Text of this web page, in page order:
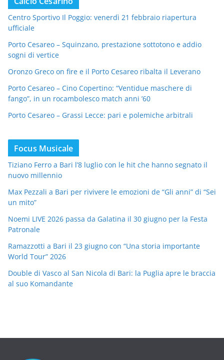
Centro Sportivo Il Poggio: venerdì 21 febbraio riapertura
ufficiale
Porto Cesareo – Squinzano, prestazione sottotono e addio
sogni di vertice
Oronzo Greco on fire e il Porto Cesareo ribalta il Leverano
Porto Cesareo – Cino Copertino: “Ventidue maschere di
fango”, in un rocambolesco match anni ’60
Porto Cesareo – Grassi Lecce: pari e polemiche arbitrali
Focus Musicale
Tiziano Ferro a Bari l’8 luglio con le hit che hanno segnato il
nuovo millennio
Max Pezzali a Bari per rivivere le emozioni de “Gli anni” di “Sei
un mito”
Noemi LIVE 2026 passa da Galatina il 30 giugno per la Festa
Patronale
Ramazzotti a Bari il 23 giugno con “Una storia importante
World Tour” 2026
Double di Vasco al San Nicola di Bari: la Puglia apre le braccia
al suo Komandante